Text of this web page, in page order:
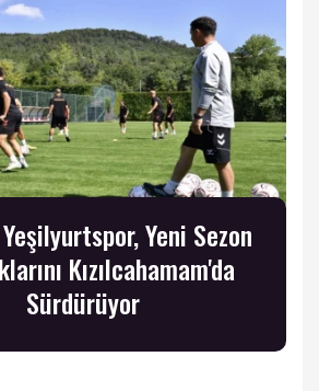
Yeni Sezon
Kızılcahamam'da
Sürdürüyor